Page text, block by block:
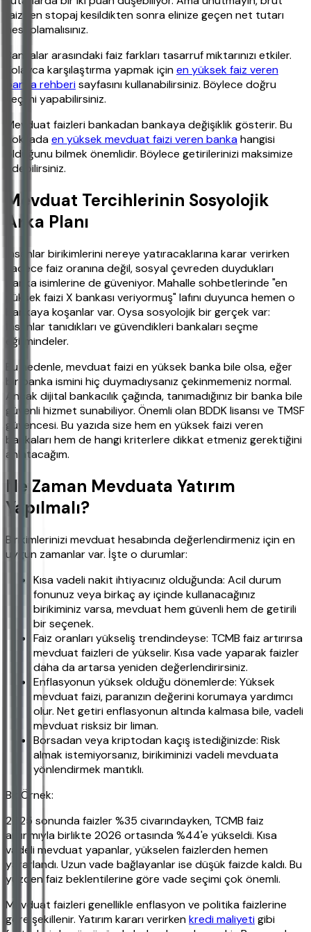
faizden stopaj kesildikten sonra elinize geçen net tutarı
hesaplamalısınız.
Bankalar arasındaki faiz farkları tasarruf miktarınızı etkiler.
Kolayca karşılaştırma yapmak içinen yüksek faiz veren
banka rehberisayfasını kullanabilirsiniz. Böylece doğru
seçimi yapabilirsiniz.
Mevduat faizleri bankadan bankaya değişiklik gösterir. Bu
noktadaen yüksek mevduat faizi veren bankahangisi
olduğunu bilmek önemlidir. Böylece getirilerinizi maksimize
edebilirsiniz.
Mevduat Tercihlerinin Sosyolojik
Arka Planı
İnsanlar birikimlerini nereye yatıracaklarına karar verirken
sadece faiz oranına değil, sosyal çevreden duydukları
banka isimlerine de güveniyor. Mahalle sohbetlerinde "en
yüksek faizi X bankası veriyormuş" lafını duyunca hemen o
bankaya koşanlar var. Oysa sosyolojik bir gerçek var:
İnsanlar tanıdıkları ve güvendikleri bankaları seçme
eğilimindeler.
Bu nedenle, mevduat faizi en yüksek banka bile olsa, eğer
bir banka ismini hiç duymadıysanız çekinmemeniz normal.
Ancak dijital bankacılık çağında, tanımadığınız bir banka bile
güvenli hizmet sunabiliyor. Önemli olan BDDK lisansı ve TMSF
güvencesi. Bu yazıda size hem en yüksek faizi veren
bankaları hem de hangi kriterlere dikkat etmeniz gerektiğini
anlatacağım.
Ne Zaman Mevduata Yatırım
Yapılmalı?
Birikimlerinizi mevduat hesabında değerlendirmeniz için en
uygun zamanlar var. İşte o durumlar:
Kısa vadeli nakit ihtiyacınız olduğunda: Acil durum
fonunuz veya birkaç ay içinde kullanacağınız
birikiminiz varsa, mevduat hem güvenli hem de getirili
bir seçenek.
Faiz oranları yükseliş trendindeyse: TCMB faiz artırırsa
mevduat faizleri de yükselir. Kısa vade yaparak faizler
daha da artarsa yeniden değerlendirirsiniz.
Enflasyonun yüksek olduğu dönemlerde: Yüksek
mevduat faizi, paranızın değerini korumaya yardımcı
olur. Net getiri enflasyonun altında kalmasa bile, vadeli
mevduat risksiz bir liman.
Borsadan veya kriptodan kaçış istediğinizde: Risk
almak istemiyorsanız, birikiminizi vadeli mevduata
yönlendirmek mantıklı.
Bir Örnek:
2025 sonunda faizler %35 civarındayken, TCMB faiz
artırımıyla birlikte 2026 ortasında %44'e yükseldi. Kısa
vadeli mevduat yapanlar, yükselen faizlerden hemen
yararlandı. Uzun vade bağlayanlar ise düşük faizde kaldı. Bu
yüzden faiz beklentilerine göre vade seçimi çok önemli.
Mevduat faizleri genellikle enflasyon ve politika faizlerine
göre şekillenir. Yatırım kararı verirkenkredi maliyetigibi